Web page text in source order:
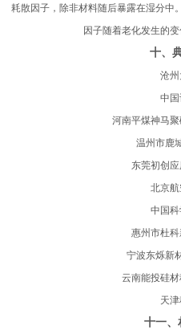
耗散因子，除非材料随后暴露在湿分中
因子随着老化发生的
十、
沧州
中
河南平煤神马
温州市鹿
东莞初创
北京
中国
惠州市杜
宁波东烁新
云南能投硅
天
十一、